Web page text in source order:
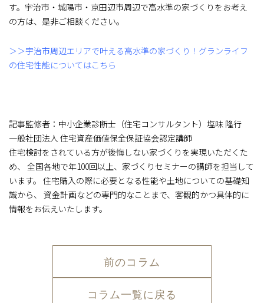
す。宇治市・城陽市・京田辺市周辺で高水準の家づくりをお考え
の方は、是非ご相談ください。
＞＞宇治市周辺エリアで叶える高水準の家づくり！グランライフ
の住宅性能についてはこちら
記事監修者：中小企業診断士（住宅コンサルタント）塩味 隆行
一般社団法人 住宅資産価値保全保証協会認定講師
住宅検討をされている方が後悔しない家づくりを実現いただくた
め、 全国各地で年100回以上、家づくりセミナーの講師を担当して
います。 住宅購入の際に必要となる性能や土地についての基礎知
識から、 資金計画などの専門的なことまで、客観的かつ具体的に
情報をお伝えいたします。
前のコラム
コラム一覧に戻る